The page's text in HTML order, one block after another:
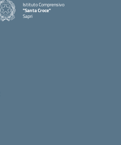
Istituto Comprensivo
"Santa Croce"
Sapri
— Visita la pagina iniziale della scuola